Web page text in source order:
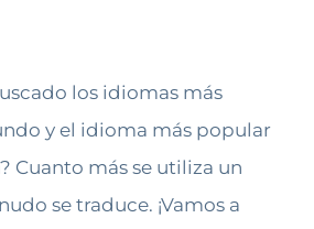
los idiomas más
y el idioma más popular
Cuanto más se utiliza un
se traduce. ¡Vamos a